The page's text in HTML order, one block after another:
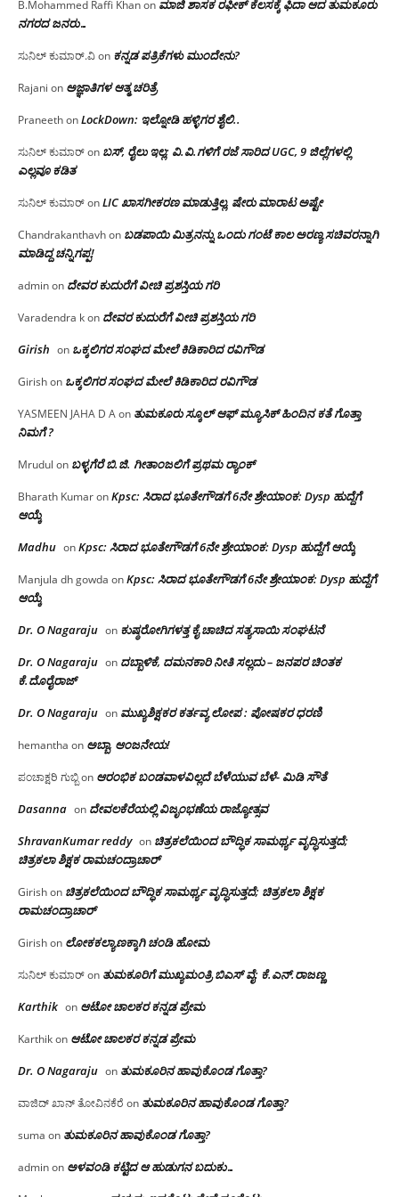
B.Mohammed Raffi Khanon ಮಾಜಿ ಶಾಸಕ ರಫೀಕ್ ಕೆಲಸಕ್ಕೆ ಫಿದಾ ಆದ ತುಮಕೂರು
ನಗರದ ಜನರು…
ಸುನಿಲ್ ಕುಮಾರ್.ವಿon ಕನ್ನಡ ಪತ್ರಿಕೆಗಳು ಮುಂದೇನು?
Rajani on ಅಜ್ಞಾತಿಗಳ ಆತ್ಮ ಚರಿತ್ರೆ
PraneethonLockDown: ಇಲ್ನೋಡಿ ಹಳ್ಳಿಗರ ಶೈಲಿ..
ಸುನಿಲ್ ಕುಮಾರ್on ಬಸ್, ರೈಲು ಇಲ್ಲ; ವಿ.ವಿ.ಗಳಿಗೆ ರಜೆ ಸಾರಿದ UGC, 9 ಜಿಲ್ಲೆಗಳಲ್ಲಿ
ಎಲ್ಲವೂ ಕಡಿತ
ಸುನಿಲ್ ಕುಮಾರ್onLIC ಖಾಸಗೀಕರಣ ಮಾಡುತ್ತಿಲ್ಲ, ಷೇರು ಮಾರಾಟ ಅಷ್ಟೇ
Chandrakanthavhon ಬಡಪಾಯಿ ಮಿತ್ರನನ್ನು ಒಂದು ಗಂಟೆ ಕಾಲ ಅರಣ್ಯ ಸಚಿವರನ್ನಾಗಿ
ಮಾಡಿದ್ದ ಚನ್ನಿಗಪ್ಪ!
adminon ದೇವರ ಕುದುರೆಗೆ ವೀಚಿ ಪ್ರಶಸ್ತಿಯ ಗರಿ
Varadendra kon ದೇವರ ಕುದುರೆಗೆ ವೀಚಿ ಪ್ರಶಸ್ತಿಯ ಗರಿ
Girish on ಒಕ್ಕಲಿಗರ ಸಂಘದ ಮೇಲೆ ಕಿಡಿಕಾರಿದ ರವಿಗೌಡ
Girishon ಒಕ್ಕಲಿಗರ ಸಂಘದ ಮೇಲೆ ಕಿಡಿಕಾರಿದ ರವಿಗೌಡ
YASMEEN JAHA D Aon ತುಮಕೂರು ಸ್ಕೂಲ್ ಆಫ್ ಮ್ಯೂಸಿಕ್ ಹಿಂದಿನ ಕತೆ ಗೊತ್ತಾ
ನಿಮಗೆ ?
Mrudul on ಬಳ್ಳಗೆರೆ ಬಿ.ಜಿ. ಗೀತಾಂಜಲಿಗೆ ಪ್ರಥಮ ರ‌್ಯಾಂಕ್
Bharath KumaronKpsc: ಸಿರಾದ ಭೂತೇಗೌಡಗೆ 6ನೇ ಶ್ರೇಯಾಂಕ: Dysp ಹುದ್ದೆಗೆ
ಆಯ್ಕೆ
Madhu onKpsc: ಸಿರಾದ ಭೂತೇಗೌಡಗೆ 6ನೇ ಶ್ರೇಯಾಂಕ: Dysp ಹುದ್ದೆಗೆ ಆಯ್ಕೆ
Manjula dh gowda onKpsc: ಸಿರಾದ ಭೂತೇಗೌಡಗೆ 6ನೇ ಶ್ರೇಯಾಂಕ: Dysp ಹುದ್ದೆಗೆ
ಆಯ್ಕೆ
Dr. O Nagaraju on ಕುಷ್ಠರೋಗಿಗಳತ್ತ ಕೈ ಚಾಚಿದ ಸತ್ಯಸಾಯಿ ಸಂಘಟನೆ
Dr. O Nagaraju on ದಬ್ಬಾಳಿಕೆ, ದಮನಕಾರಿ ನೀತಿ ಸಲ್ಲದು – ಜನಪರ ಚಿಂತಕ
ಕೆ.ದೊರೈರಾಜ್
Dr. O Nagaraju on ಮುಖ್ಯಶಿಕ್ಷಕರ ಕರ್ತವ್ಯ ಲೋಪ : ಪೋಷಕರ ಧರಣಿ
hemantha on ಅಬ್ಬಾ, ಆಂಜನೇಯ!
ಪಂಚಾಕ್ಷರಿ ಗುಬ್ಬಿon ಆರಂಭಿಕ ಬಂಡವಾಳವಿಲ್ಲದೆ ಬೆಳೆಯುವ ಬೆಳೆ- ಮಿಡಿ ಸೌತೆ
Dasanna on ದೇವಲಕೆರೆಯಲ್ಲಿ ವಿಜೃಂಭಣೆಯ ರಾಜ್ಯೋತ್ಸವ
ShravanKumar reddy on ಚಿತ್ರಕಲೆಯಿಂದ ಬೌದ್ಧಿಕ ಸಾಮರ್ಥ್ಯ ವೃದ್ಧಿಸುತ್ತದೆ;
ಚಿತ್ರಕಲಾ ಶಿಕ್ಷಕ ರಾಮಚಂದ್ರಾಚಾರ್
Girishon ಚಿತ್ರಕಲೆಯಿಂದ ಬೌದ್ಧಿಕ ಸಾಮರ್ಥ್ಯ ವೃದ್ಧಿಸುತ್ತದೆ; ಚಿತ್ರಕಲಾ ಶಿಕ್ಷಕ
ರಾಮಚಂದ್ರಾಚಾರ್
Girishon ಲೋಕಕಲ್ಯಾಣಕ್ಕಾಗಿ ಚಂಡಿ ಹೋಮ
ಸುನಿಲ್ ಕುಮಾರ್on ತುಮಕೂರಿಗೆ ಮುಖ್ಯಮಂತ್ರಿ ಬಿಎಸ್ ವೈ: ಕೆ.ಎನ್.ರಾಜಣ್ಣ
Karthik on ಆಟೋ ಚಾಲಕರ ಕನ್ನಡ ಪ್ರೇಮ
Karthikon ಆಟೋ ಚಾಲಕರ ಕನ್ನಡ ಪ್ರೇಮ
Dr. O Nagaraju on ತುಮಕೂರಿನ ಹಾವುಕೊಂಡ ಗೊತ್ತಾ?
ವಾಜಿದ್ ಖಾನ್ ತೋವಿನಕೆರೆ on ತುಮಕೂರಿನ ಹಾವುಕೊಂಡ ಗೊತ್ತಾ?
suma on ತುಮಕೂರಿನ ಹಾವುಕೊಂಡ ಗೊತ್ತಾ?
adminon ಅಳವಂಡಿ ಕಟ್ಟಿದ ಆ ಹುಡುಗನ ಬದುಕು…